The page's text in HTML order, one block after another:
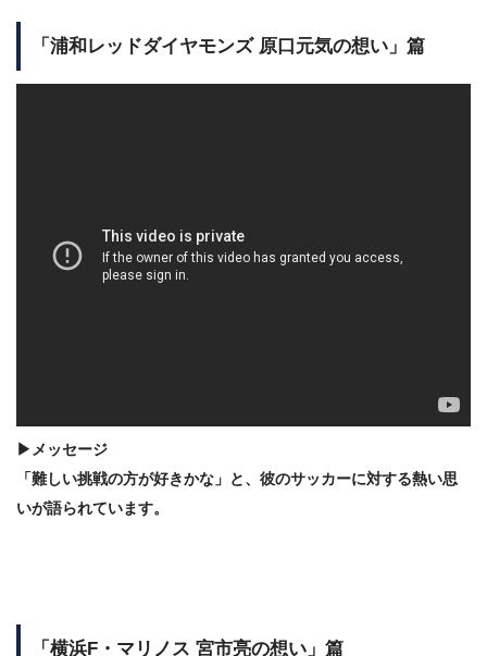
「浦和レッドダイヤモンズ 原口元気の想い」篇
▶メッセージ
「難しい挑戦の方が好きかな」と、彼のサッカーに対する熱い思
いが語られています。
「横浜F・マリノス 宮市亮の想い」篇